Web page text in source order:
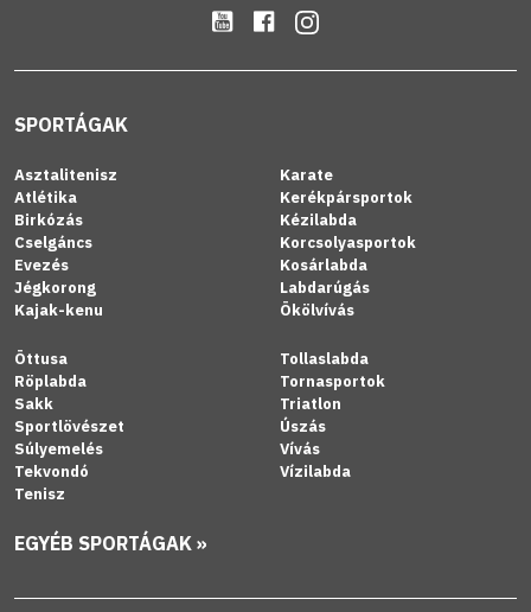
SPORTÁGAK
Asztalitenisz
Atlétika
Birkózás
Cselgáncs
Evezés
Jégkorong
Kajak-kenu
Karate
Kerékpársportok
Kézilabda
Korcsolyasportok
Kosárlabda
Labdarúgás
Ökölvívás
Öttusa
Röplabda
Sakk
Sportlövészet
Súlyemelés
Tekvondó
Tenisz
Tollaslabda
Tornasportok
Triatlon
Úszás
Vívás
Vízilabda
EGYÉB SPORTÁGAK »